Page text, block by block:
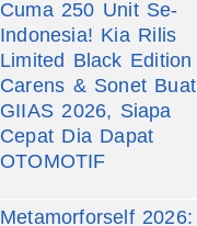
Cuma 250 Unit Se-
Indonesia! Kia Rilis
Limited Black Edition
Carens & Sonet Buat
GIIAS 2026, Siapa
Cepat Dia Dapat
OTOMOTIF
Metamorforself 2026: